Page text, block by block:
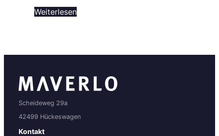
Weiterlesen
Scheideweg 29a
42499 Hückeswagen
Kontakt